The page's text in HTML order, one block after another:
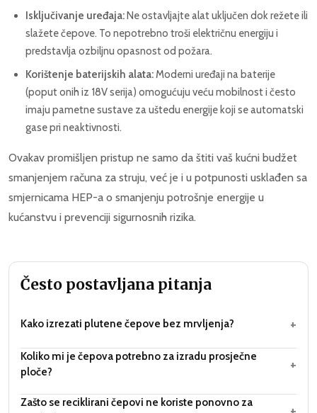
Isključivanje uređaja: Ne ostavljajte alat uključen dok režete ili
slažete čepove. To nepotrebno troši električnu energiju i
predstavlja ozbiljnu opasnost od požara.
Korištenje baterijskih alata:Moderni uređaji na baterije
(poput onih iz 18V serija) omogućuju veću mobilnost i često
imaju pametne sustave za uštedu energije koji se automatski
gase pri neaktivnosti.
Ovakav promišljen pristup ne samo da štiti vaš kućni budžet
smanjenjem računa za struju, već je i u potpunosti usklađen sa
smjernicama HEP-a o smanjenju potrošnje energije u
kućanstvu i prevenciji sigurnosnih rizika.
Često postavljana pitanja
Kako izrezati plutene čepove bez mrvljenja? +
Koliko mi je čepova potrebno za izradu prosječne
ploče?
+
Zašto se reciklirani čepovi ne koriste ponovno za